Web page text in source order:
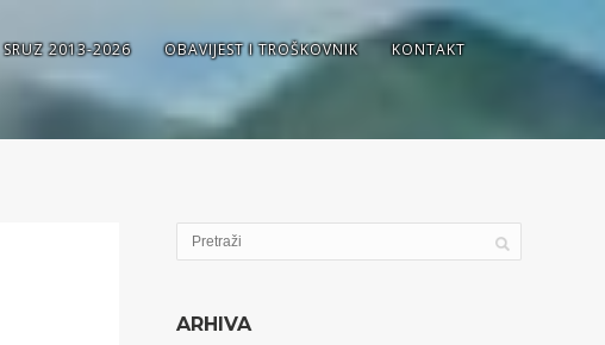
SRUZ 2013-2026 OBAVIJEST I TROŠKOVNIK KONTAKT
ARHIVA